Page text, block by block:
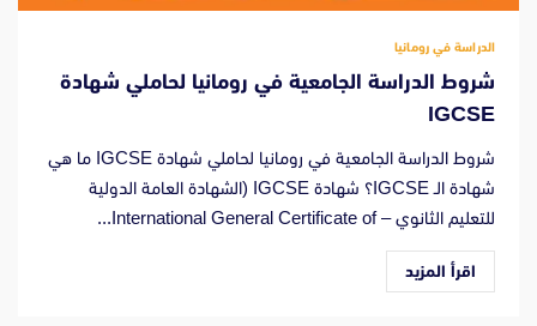
الدراسة في رومانيا
شروط الدراسة الجامعية في رومانيا لحاملي شهادة
IGCSE
شروط الدراسة الجامعية في رومانيا لحاملي شهادة IGCSE ما هي
شهادة الـ IGCSE؟ شهادة IGCSE (الشهادة العامة الدولية
للتعليم الثانوي – International General Certificate of...
اقرأ المزيد